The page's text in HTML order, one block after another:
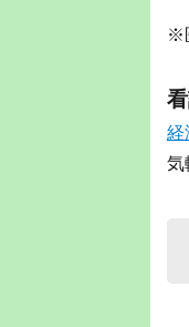
※
経
気